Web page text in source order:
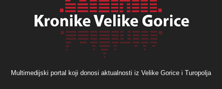
Multimedijski portal koji donosi aktualnosti iz Velike Gorice i Turopolja